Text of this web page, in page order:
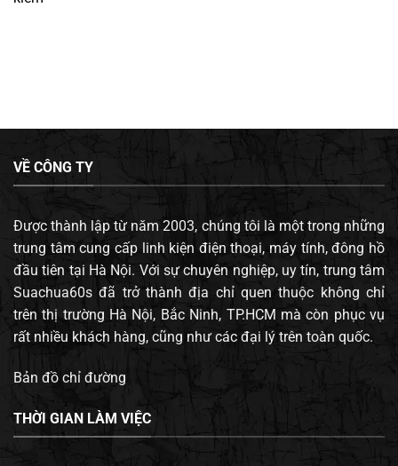
VỀ CÔNG TY
Được thành lập từ năm 2003, chúng tôi là một trong những
trung tâm cung cấp linh kiện điện thoại, máy tính, đông hồ
đầu tiên tại Hà Nội. Với sự chuyên nghiệp, uy tín, trung tâm
Suachua60s đã trở thành địa chỉ quen thuộc không chỉ
trên thị trường Hà Nội, Bắc Ninh, TP.HCM mà còn phục vụ
rất nhiều khách hàng, cũng như các đại lý trên toàn quốc.
Bản đồ chỉ đường
THỜI GIAN LÀM VIỆC